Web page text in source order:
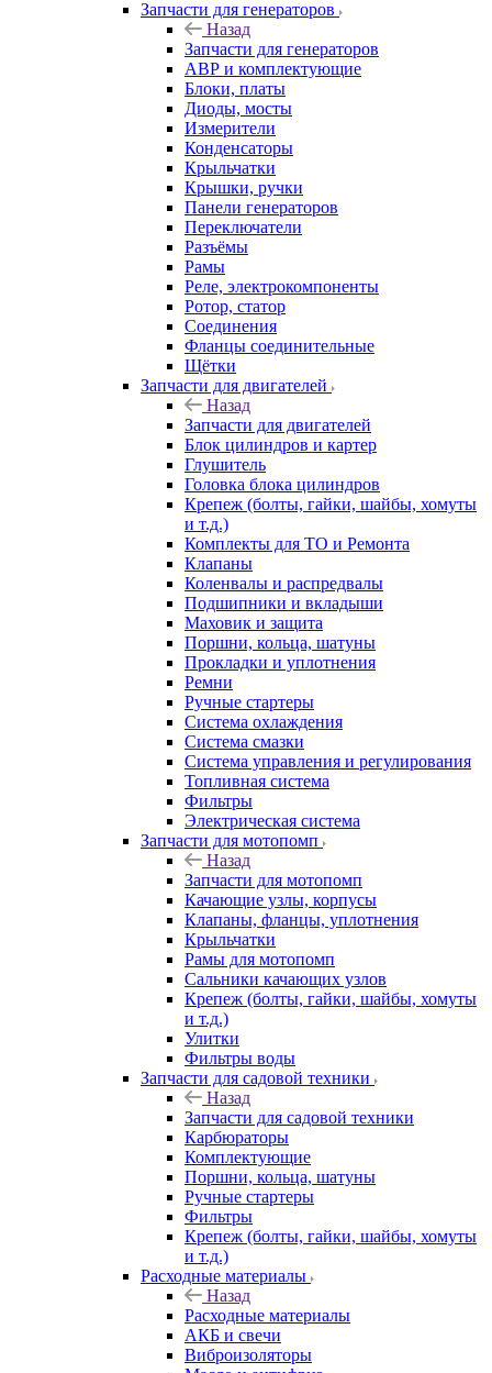
Запчасти для генераторов
Назад
Запчасти для генераторов
АВР и комплектующие
Блоки, платы
Диоды, мосты
Измерители
Конденсаторы
Крыльчатки
Крышки, ручки
Панели генераторов
Переключатели
Разъёмы
Рамы
Реле, электрокомпоненты
Ротор, статор
Соединения
Фланцы соединительные
Щётки
Запчасти для двигателей
Назад
Запчасти для двигателей
Блок цилиндров и картер
Глушитель
Головка блока цилиндров
Крепеж (болты, гайки, шайбы, хомуты
и т.д.)
Комплекты для ТО и Ремонта
Клапаны
Коленвалы и распредвалы
Подшипники и вкладыши
Маховик и защита
Поршни, кольца, шатуны
Прокладки и уплотнения
Ремни
Ручные стартеры
Система охлаждения
Система смазки
Система управления и регулирования
Топливная система
Фильтры
Электрическая система
Запчасти для мотопомп
Назад
Запчасти для мотопомп
Качающие узлы, корпусы
Клапаны, фланцы, уплотнения
Крыльчатки
Рамы для мотопомп
Сальники качающих узлов
Крепеж (болты, гайки, шайбы, хомуты
и т.д.)
Улитки
Фильтры воды
Запчасти для садовой техники
Назад
Запчасти для садовой техники
Карбюраторы
Комплектующие
Поршни, кольца, шатуны
Ручные стартеры
Фильтры
Крепеж (болты, гайки, шайбы, хомуты
и т.д.)
Расходные материалы
Назад
Расходные материалы
АКБ и свечи
Виброизоляторы